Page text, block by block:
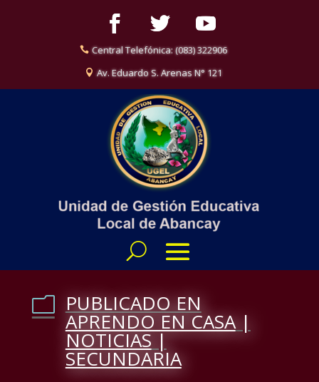
Central Telefónica: (083) 322906
Av. Eduardo S. Arenas N° 121
m PUBLICADO EN
APRENDO EN CASA|
NOTICIAS|
SECUNDARIA